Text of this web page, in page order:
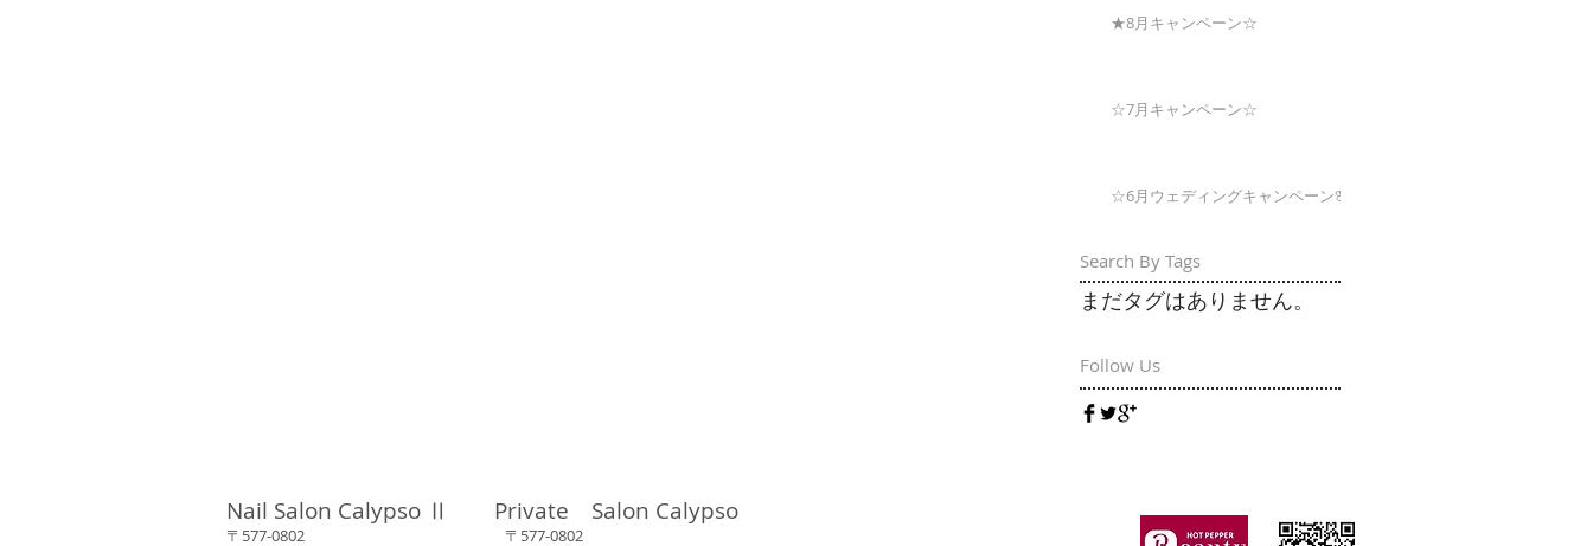
Search By Tags
★8月キャンペーン☆
☆7月キャンペーン☆
☆6月ウェディングキャンペーン🌸
まだタグはありません。
Follow Us
Nail Salon Calypso Ⅱ Private Salon Calypso
〒577-0802 〒577-0802